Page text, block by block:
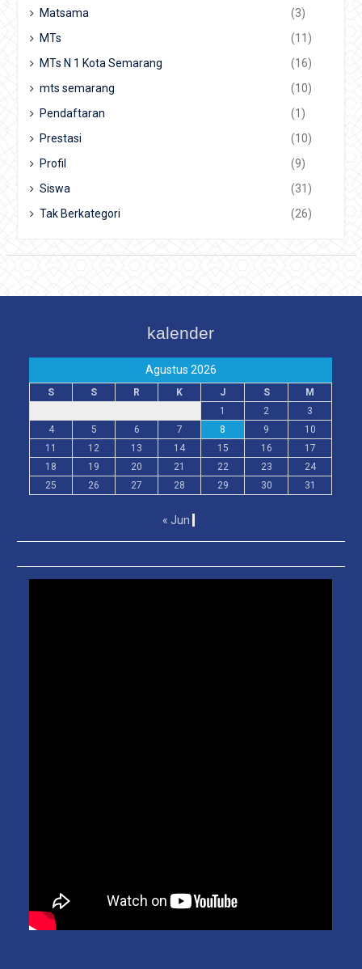
Matsama
(3)
MTs
(11)
MTs N 1 Kota Semarang
(16)
mts semarang
(10)
Pendaftaran
(1)
Prestasi
(10)
Profil
(9)
Siswa
(31)
Tak Berkategori
(26)
kalender
Agustus 2026
S S R K J S
M
1
2
3
4
5 6 7 8 9
10
11
12 13 14 15 16
17
18
19 20 21 22 23
24
25
26 27 28 29 30 31
« Jun